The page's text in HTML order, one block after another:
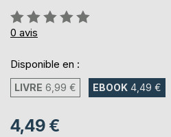
Évaluation:
0%
0 avis
Disponible en :
LIVRE 6,99 € EBOOK 4,49 €
4,49 €